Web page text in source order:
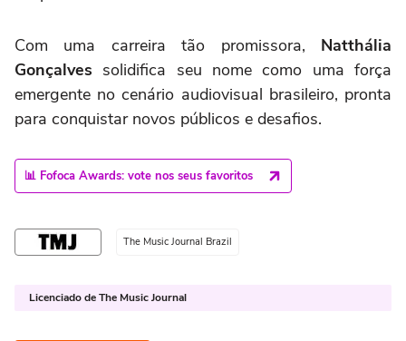
Com uma carreira tão promissora, Natthália
Gonçalves solidifica seu nome como uma força
emergente no cenário audiovisual brasileiro, pronta
para conquistar novos públicos e desafios.
📊 Fofoca Awards: vote nos seus favoritos
The Music Journal Brazil
Licenciado de The Music Journal